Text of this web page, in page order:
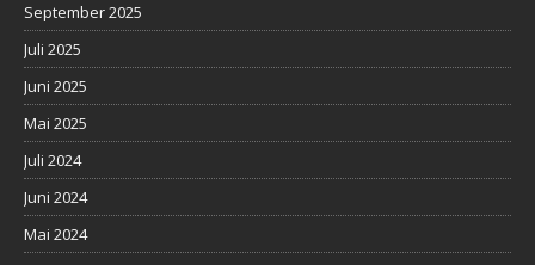
September 2025
Juli 2025
Juni 2025
Mai 2025
Juli 2024
Juni 2024
Mai 2024